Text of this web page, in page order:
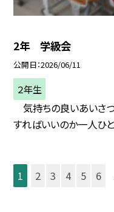
2年 学級会
公開日 2026/06/11
２年生
気持ちの良いあいさ
すればいいのか一人ひ
1 2 3 4 5 6